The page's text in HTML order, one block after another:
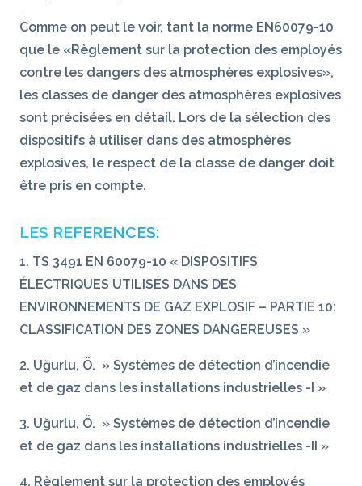
Comme on peut le voir, tant la norme EN60079-10
que le «Règlement sur la protection des employés
contre les dangers des atmosphères explosives»,
les classes de danger des atmosphères explosives
sont précisées en détail. Lors de la sélection des
dispositifs à utiliser dans des atmosphères
explosives, le respect de la classe de danger doit
être pris en compte.
LES REFERENCES:
1. TS 3491 EN 60079-10 « DISPOSITIFS
ÉLECTRIQUES UTILISÉS DANS DES
ENVIRONNEMENTS DE GAZ EXPLOSIF – PARTIE 10:
CLASSIFICATION DES ZONES DANGEREUSES »
2. Uğurlu, Ö. » Systèmes de détection d’incendie
et de gaz dans les installations industrielles -I »
3. Uğurlu, Ö. » Systèmes de détection d’incendie
et de gaz dans les installations industrielles -II »
4. Règlement sur la protection des employés